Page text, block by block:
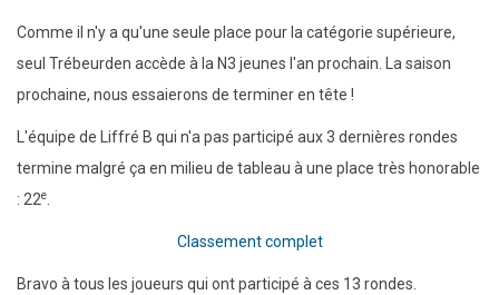
Comme il n'y a qu'une seule place pour la catégorie supérieure,
seul Trébeurden accède à la N3 jeunes l'an prochain. La saison
prochaine, nous essaierons de terminer en tête !
L'équipe de Liffré B qui n'a pas participé aux 3 dernières rondes
termine malgré ça en milieu de tableau à une place très honorable
: 22e.
Classement complet
Bravo à tous les joueurs qui ont participé à ces 13 rondes.